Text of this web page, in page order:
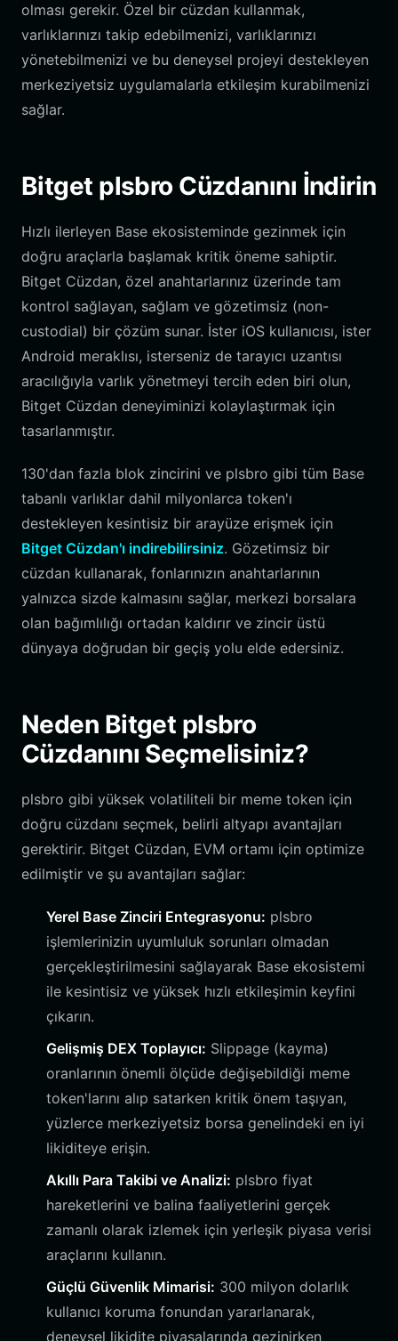
olması gerekir. Özel bir cüzdan kullanmak,
varlıklarınızı takip edebilmenizi, varlıklarınızı
yönetebilmenizi ve bu deneysel projeyi destekleyen
merkeziyetsiz uygulamalarla etkileşim kurabilmenizi
sağlar.
Bitget plsbro Cüzdanını İndirin
Hızlı ilerleyen Base ekosisteminde gezinmek için
doğru araçlarla başlamak kritik öneme sahiptir.
Bitget Cüzdan, özel anahtarlarınız üzerinde tam
kontrol sağlayan, sağlam ve gözetimsiz (non-
custodial) bir çözüm sunar. İster iOS kullanıcısı, ister
Android meraklısı, isterseniz de tarayıcı uzantısı
aracılığıyla varlık yönetmeyi tercih eden biri olun,
Bitget Cüzdan deneyiminizi kolaylaştırmak için
tasarlanmıştır.
130'dan fazla blok zincirini ve plsbro gibi tüm Base
tabanlı varlıklar dahil milyonlarca token'ı
destekleyen kesintisiz bir arayüze erişmek için
Bitget Cüzdan'ı indirebilirsiniz. Gözetimsiz bir
cüzdan kullanarak, fonlarınızın anahtarlarının
yalnızca sizde kalmasını sağlar, merkezi borsalara
olan bağımlılığı ortadan kaldırır ve zincir üstü
dünyaya doğrudan bir geçiş yolu elde edersiniz.
Neden Bitget plsbro
Cüzdanını Seçmelisiniz?
plsbro gibi yüksek volatiliteli bir meme token için
doğru cüzdanı seçmek, belirli altyapı avantajları
gerektirir. Bitget Cüzdan, EVM ortamı için optimize
edilmiştir ve şu avantajları sağlar:
Yerel Base Zinciri Entegrasyonu: plsbro
işlemlerinizin uyumluluk sorunları olmadan
gerçekleştirilmesini sağlayarak Base ekosistemi
ile kesintisiz ve yüksek hızlı etkileşimin keyfini
çıkarın.
Gelişmiş DEX Toplayıcı: Slippage (kayma)
oranlarının önemli ölçüde değişebildiği meme
token'larını alıp satarken kritik önem taşıyan,
yüzlerce merkeziyetsiz borsa genelindeki en iyi
likiditeye erişin.
Akıllı Para Takibi ve Analizi: plsbro fiyat
hareketlerini ve balina faaliyetlerini gerçek
zamanlı olarak izlemek için yerleşik piyasa verisi
araçlarını kullanın.
Güçlü Güvenlik Mimarisi: 300 milyon dolarlık
kullanıcı koruma fonundan yararlanarak,
deneysel likidite piyasalarında gezinirken